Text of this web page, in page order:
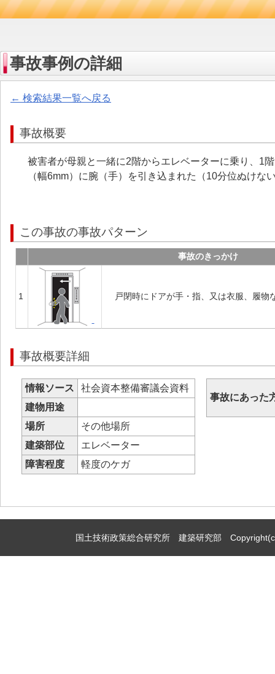
事故事例の詳細
← 検索結果一覧へ戻る
事故概要
被害者が母親と一緒に2階からエレベーターに乗り、1
（幅6mm）に腕（手）を引き込まれた（10分位ぬけな
この事故の事故パターン
事故のきっかけ
1 戸閉時にドアが手・指、又は衣服、履
事故概要詳細
情報ソース
社会資本整備審議会資料
建物用途
場所
その他場所
建築部位
エレベーター
障害程度
軽度のケガ
事故にあった
国土技術政策総合研究所 建築研究部